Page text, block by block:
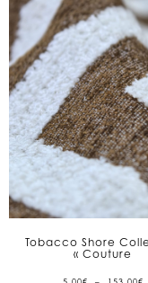
Tobacco Shore
« Couture